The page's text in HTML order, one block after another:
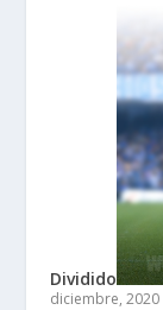
Dividido
diciembre, 2020